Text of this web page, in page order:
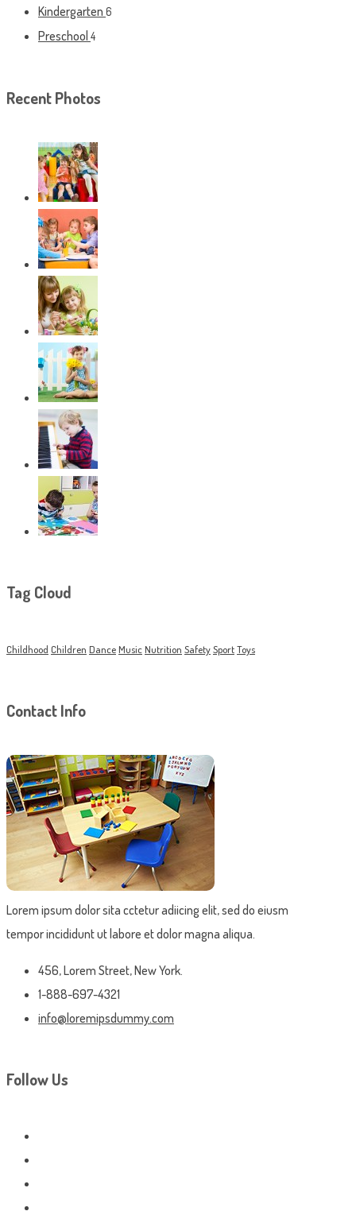
Kindergarten 6
Preschool 4
Recent Photos
Tag Cloud
Childhood Children DanceMusicNutrition SafetySportToys
Contact Info
Lorem ipsum dolor sita cctetur adiicing elit, sed do eiusm
tempor incididunt ut labore et dolor magna aliqua.
456, Lorem Street, New York.
1-888-697-4321
info@loremipsdummy.com
Follow Us